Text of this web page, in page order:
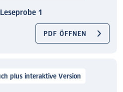
1
PDF ÖFFNEN
plus interaktive Version